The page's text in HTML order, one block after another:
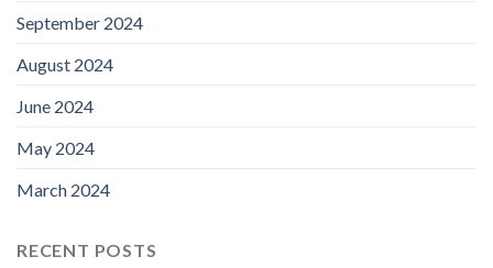
September 2024
August 2024
June 2024
May 2024
March 2024
RECENT POSTS